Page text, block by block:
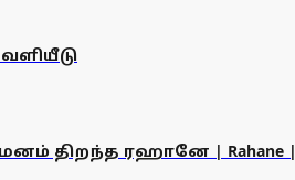
திறந்த ரஹானே | Rahane |